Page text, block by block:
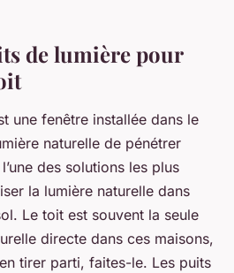
de lumière pour
une fenêtre installée dans le
naturelle de pénétrer
des solutions les plus
la lumière naturelle dans
Le toit est souvent la seule
directe dans ces maisons,
tirer parti, faites-le. Les puits